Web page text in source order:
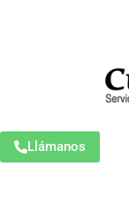
Llámanos